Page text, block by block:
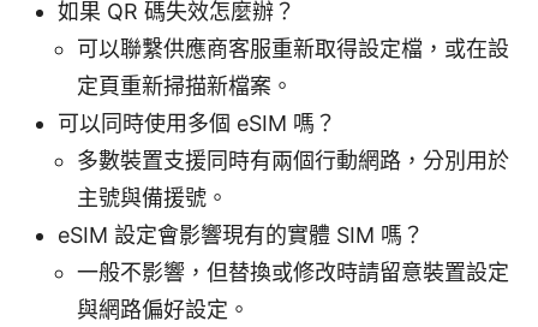
如果 QR 碼失效怎麼辦？
可以聯繫供應商客服重新取得設定檔，或在設
定頁重新掃描新檔案。
可以同時使用多個 eSIM 嗎？
多數裝置支援同時有兩個行動網路，分別用於
主號與備援號。
eSIM 設定會影響現有的實體 SIM 嗎？
一般不影響，但替換或修改時請留意裝置設定
與網路偏好設定。